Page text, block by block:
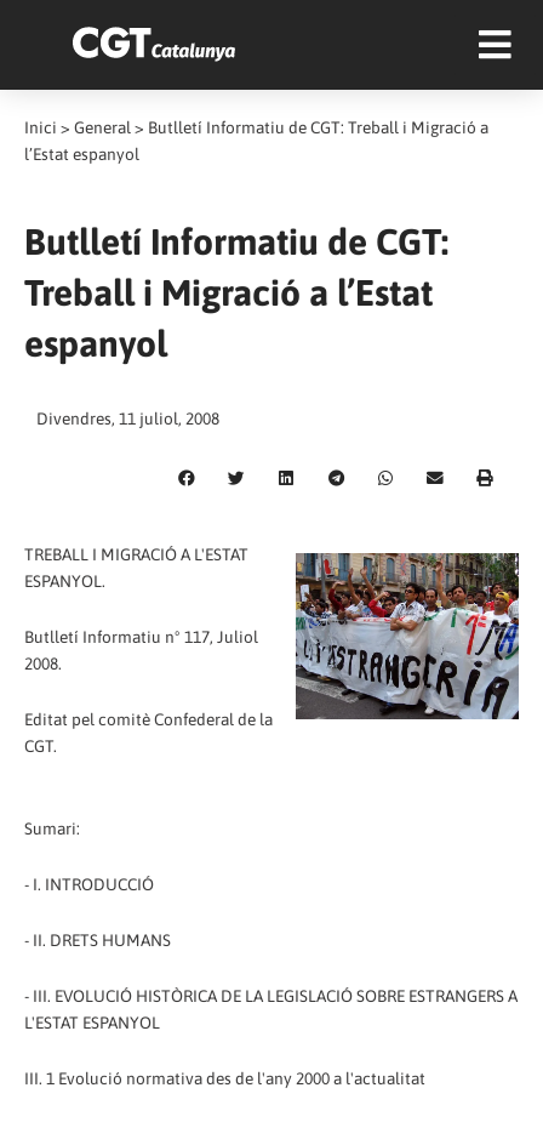
Inici > General > Butlletí Informatiu de CGT: Treball i Migració a
l’Estat espanyol
Butlletí Informatiu de CGT:
Treball i Migració a l’Estat
espanyol
Divendres, 11 juliol, 2008
TREBALL I MIGRACIÓ A L'ESTAT
ESPANYOL.
Butlletí Informatiu nº 117, Juliol
2008.
Editat pel comitè Confederal de la
CGT.
Sumari:
- I. INTRODUCCIÓ
- II. DRETS HUMANS
- III. EVOLUCIÓ HISTÒRICA DE LA LEGISLACIÓ SOBRE ESTRANGERS A
L'ESTAT ESPANYOL
III. 1 Evolució normativa des de l'any 2000 a l'actualitat